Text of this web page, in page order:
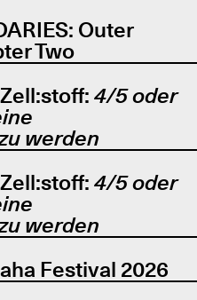
Outer
Two
4/5 oder
werden
4/5 oder
werden
Festival 2026